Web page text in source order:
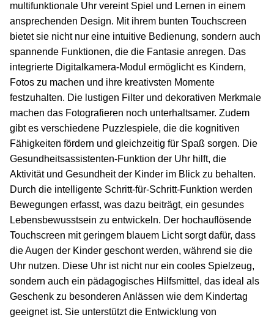
multifunktionale Uhr vereint Spiel und Lernen in einem
ansprechenden Design. Mit ihrem bunten Touchscreen
bietet sie nicht nur eine intuitive Bedienung, sondern auch
spannende Funktionen, die die Fantasie anregen. Das
integrierte Digitalkamera-Modul ermöglicht es Kindern,
Fotos zu machen und ihre kreativsten Momente
festzuhalten. Die lustigen Filter und dekorativen Merkmale
machen das Fotografieren noch unterhaltsamer. Zudem
gibt es verschiedene Puzzlespiele, die die kognitiven
Fähigkeiten fördern und gleichzeitig für Spaß sorgen. Die
Gesundheitsassistenten-Funktion der Uhr hilft, die
Aktivität und Gesundheit der Kinder im Blick zu behalten.
Durch die intelligente Schritt-für-Schritt-Funktion werden
Bewegungen erfasst, was dazu beiträgt, ein gesundes
Lebensbewusstsein zu entwickeln. Der hochauflösende
Touchscreen mit geringem blauem Licht sorgt dafür, dass
die Augen der Kinder geschont werden, während sie die
Uhr nutzen. Diese Uhr ist nicht nur ein cooles Spielzeug,
sondern auch ein pädagogisches Hilfsmittel, das ideal als
Geschenk zu besonderen Anlässen wie dem Kindertag
geeignet ist. Sie unterstützt die Entwicklung von